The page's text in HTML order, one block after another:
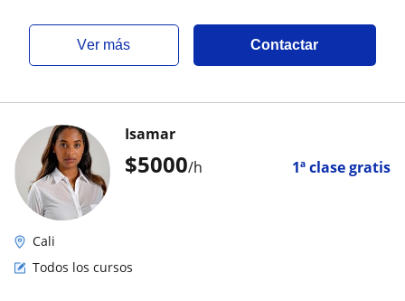
ver más Contactar
$5000/h 1ª clase gratis
Isamar
Cali
Todos los cursos